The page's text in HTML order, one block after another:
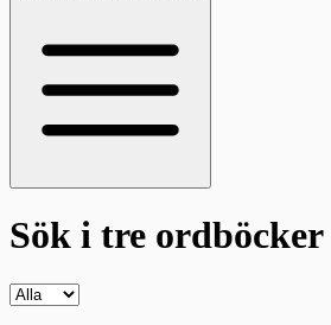
Sök i tre ordböcker